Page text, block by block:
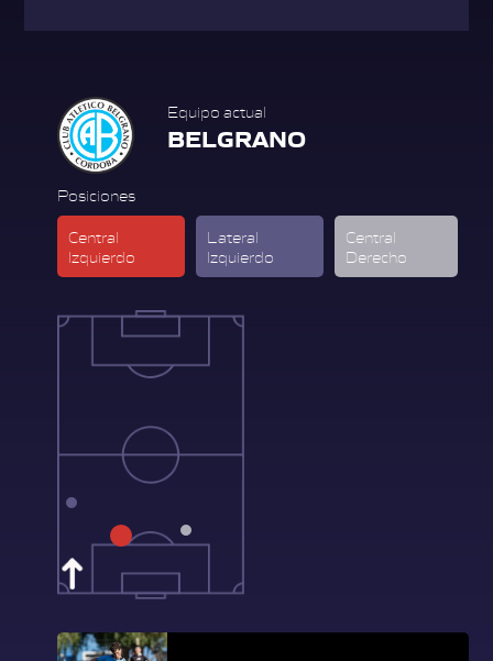
Equipo actual
BELGRANO
Posiciones
Central
Izquierdo
Lateral
Izquierdo
Central
Derecho